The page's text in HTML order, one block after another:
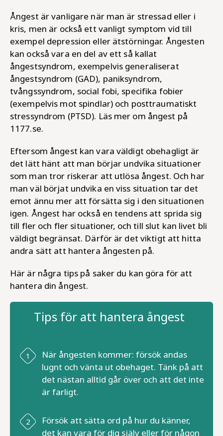
Ångest är vanligare när man är stressad eller i
kris, men är också ett vanligt symptom vid till
exempel depression eller ätstörningar. Ångesten
kan också vara en del av ett så kallat
ångestsyndrom, exempelvis generaliserat
ångestsyndrom (GAD), paniksyndrom,
tvångssyndrom, social fobi, specifika fobier
(exempelvis mot spindlar) och posttraumatiskt
stressyndrom (PTSD). Läs mer om ångest på
1177.se.
Eftersom ångest kan vara väldigt obehagligt är
det lätt hänt att man börjar undvika situationer
som man tror riskerar att utlösa ångest. Och har
man väl börjat undvika en viss situation tar det
emot ännu mer att försätta sig i den situationen
igen. Ångest har också en tendens att sprida sig
till fler och fler situationer, och till slut kan livet bli
väldigt begränsat. Därför är det viktigt att hitta
andra sätt att hantera ångesten på.
Här är några tips på saker du kan göra för att
hantera din ångest.
Tips för att hantera ångest
När ångesten kommer: försök andas
lugnt och vänta ut obehaget. Tänk på att
det nästan alltid går över och att det inte
är farligt.
Försök att sätta ord på hur du känner,
det kan vara för dig själv eller för någon